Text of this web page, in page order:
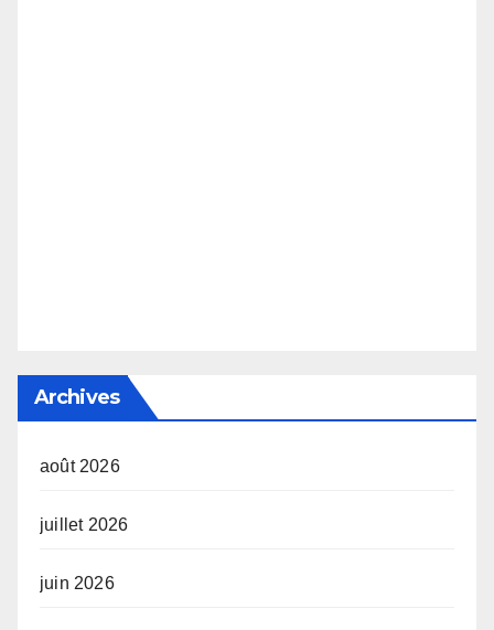
Archives
août 2026
juillet 2026
juin 2026